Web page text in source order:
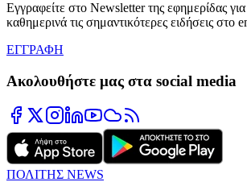
Εγγραφείτε στο Newsletter της εφημερίδας
καθημερινά τις σημαντικότερες ειδήσεις στο
ΕΓΓΡΑΦΗ
Ακολουθήστε μας στα social media
ΠΟΛΙΤΗΣ NEWS